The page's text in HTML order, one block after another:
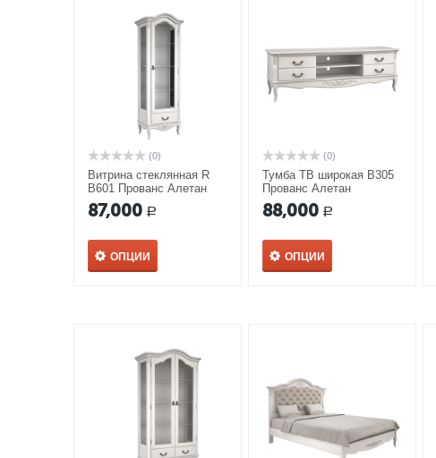
(0)
Витрина стеклянная R
В601 Прованс Алетан
87,000 Р
ОПЦИИ
(0)
Тумба ТВ широкая В305
Прованс Алетан
88,000 Р
ОПЦИИ